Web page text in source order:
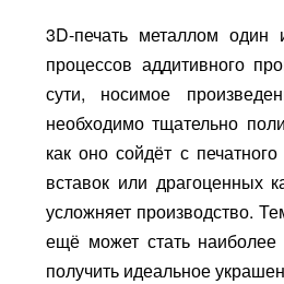
3D-печать металлом
процессов аддитивного
сути, носимое
необходимо тщательно
как оно сойдёт с
вставок или драгоценных
усложняет производство.
ещё может стать
получить идеальное